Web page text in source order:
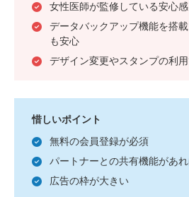
女性医師が監修している安心感
データバックアップ機能を搭
も安心
デザイン変更やスタンプの利
惜しいポイント
無料の会員登録が必須
パートナーとの共有機能があ
広告の枠が大きい